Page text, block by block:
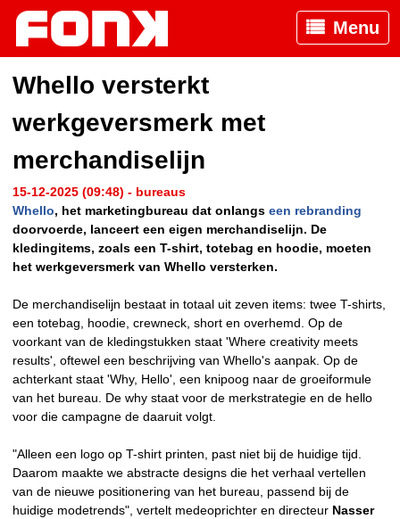
Menu
Whello versterkt
werkgeversmerk met
merchandiselijn
15-12-2025 (09:48) - bureaus
Whello, het marketingbureau dat onlangs een rebranding
doorvoerde, lanceert een eigen merchandiselijn. De
kledingitems, zoals een T-shirt, totebag en hoodie, moeten
het werkgeversmerk van Whello versterken.
De merchandiselijn bestaat in totaal uit zeven items: twee T-shirts,
een totebag, hoodie, crewneck, short en overhemd. Op de
voorkant van de kledingstukken staat 'Where creativity meets
results', oftewel een beschrijving van Whello's aanpak. Op de
achterkant staat 'Why, Hello', een knipoog naar de groeiformule
van het bureau. De why staat voor de merkstrategie en de hello
voor die campagne de daaruit volgt.
"Alleen een logo op T-shirt printen, past niet bij de huidige tijd.
Daarom maakte we abstracte designs die het verhaal vertellen
van de nieuwe positionering van het bureau, passend bij de
huidige modetrends", vertelt medeoprichter en directeur Nasser